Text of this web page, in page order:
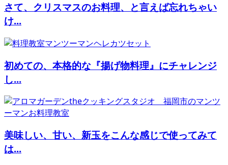
さて、クリスマスのお料理、と言えば忘れちゃい
け...
初めての、本格的な『揚げ物料理』にチャレンジ
し...
美味しい、甘い、新玉をこんな感じで使ってみて
は...